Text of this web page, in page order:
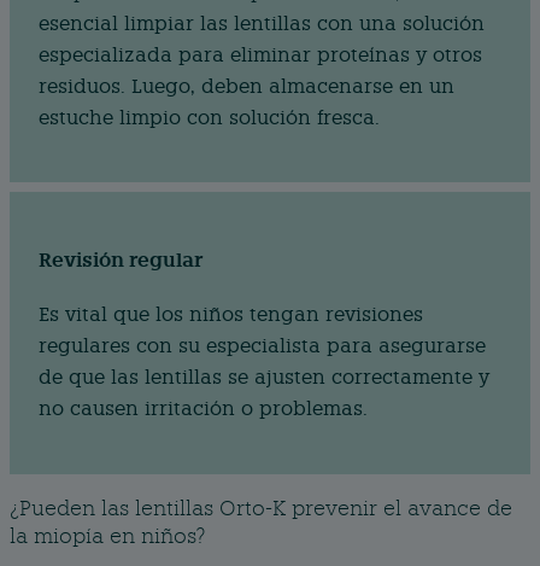
esencial limpiar las lentillas con una solución
especializada para eliminar proteínas y otros
residuos. Luego, deben almacenarse en un
estuche limpio con solución fresca.
Revisión regular
Es vital que los niños tengan revisiones
regulares con su especialista para asegurarse
de que las lentillas se ajusten correctamente y
no causen irritación o problemas.
¿Pueden las lentillas Orto-K prevenir el avance de
la miopía en niños?